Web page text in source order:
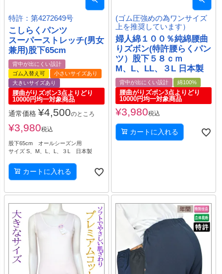
特許：第4272649号
こしらくパンツ
スーパーストレッチ(男女
兼用)股下65cm
背中が出にくい設計
ゴム入替え可
小さいサイズあり
大きいサイズあり
腰曲がりズボン3点よりどり
10000円均一対象商品
通常価格 ¥4,500のところ
¥3,980税込
股下65cm オールシーズン用
サイズ S、M、L、L、３L 日本製
カートに入れる
(ゴム圧強めの為ワンサイズ
上を推奨しています）
婦人綿１００％純綿腰曲
りズボン(特許腰らくパン
ツ）股下５８ｃｍ
M、L、LL、３L 日本製
背中が出にくい設計 綿100%
腰曲がりズボン3点よりどり
10000円均一対象商品
¥3,980税込
カートに入れる